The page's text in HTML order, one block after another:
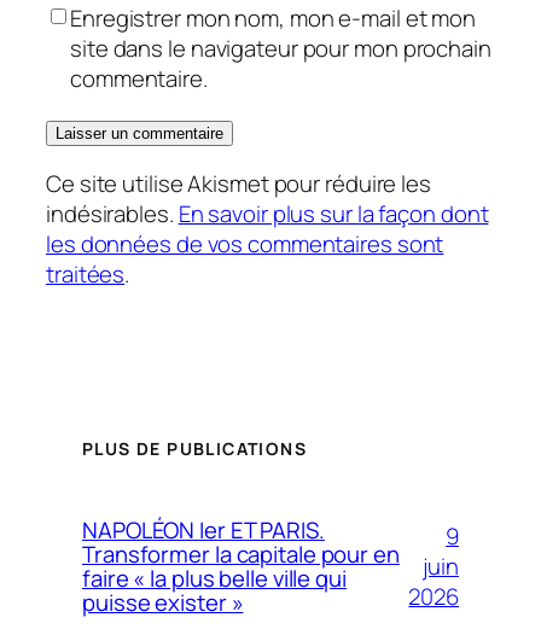
Enregistrer mon nom, mon e-mail et mon
site dans le navigateur pour mon prochain
commentaire.
Ce site utilise Akismet pour réduire les
indésirables. En savoir plus sur la façon dont
les données de vos commentaires sont
traitées.
PLUS DE PUBLICATIONS
NAPOLÉON Ier ET PARIS.
Transformer la capitale pour en
faire « la plus belle ville qui
puisse exister »
9
juin
2026